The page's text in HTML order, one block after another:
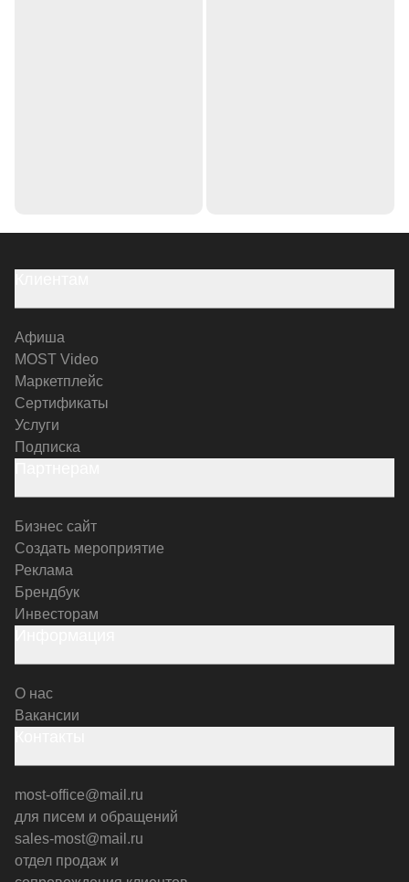
Афиша
MOST Video
Маркетплейс
Сертификаты
Услуги
Подписка
Бизнес сайт
Создать мероприятие
Реклама
Брендбук
Инвесторам
О нас
Вакансии
most-office@mail.ru
для писем и обращений
sales-most@mail.ru
отдел продаж и